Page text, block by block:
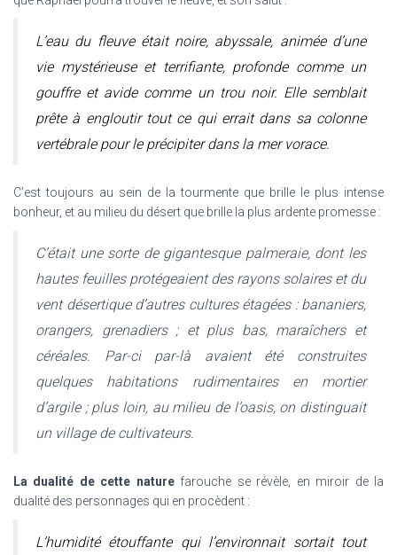
L’eau du fleuve était noire, abyssale, animée d’une
vie mystérieuse et terrifiante, profonde comme un
gouffre et avide comme un trou noir. Elle semblait
prête à engloutir tout ce qui errait dans sa colonne
vertébrale pour le précipiter dans la mer vorace.
C’est toujours au sein de la tourmente que brille le plus intense
bonheur, et au milieu du désert que brille la plus ardente promesse :
C’était une sorte de gigantesque palmeraie, dont les
hautes feuilles protégeaient des rayons solaires et du
vent désertique d’autres cultures étagées : bananiers,
orangers, grenadiers ; et plus bas, maraîchers et
céréales. Par-ci par-là avaient été construites
quelques habitations rudimentaires en mortier
d’argile ; plus loin, au milieu de l’oasis, on distinguait
un village de cultivateurs.
La dualité de cette naturefarouche se révèle, en miroir de la
dualité des personnages qui en procèdent :
L’humidité étouffante qui l’environnait sortait tout